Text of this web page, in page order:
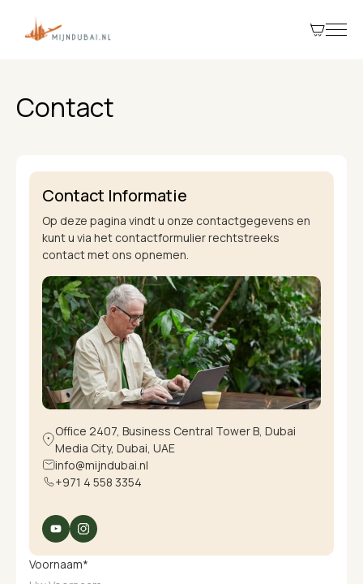
Contact
Contact Informatie
Op deze pagina vindt u onze contactgegevens en
kunt u via het contactformulier rechtstreeks
contact met ons opnemen.
Office 2407, Business Central Tower B, Dubai
Media City, Dubai, UAE
info@mijndubai.nl
+971 4 558 3354
Voornaam*